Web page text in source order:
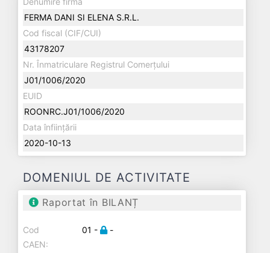
FERMA DANI SI ELENA S.R.L.
Cod fiscal (CIF/CUI)
43178207
Nr. Înmatriculare Registrul Comerțului
J01/1006/2020
EUID
ROONRC.J01/1006/2020
Data înființării
2020-10-13
DOMENIUL DE ACTIVITATE
Raportat în BILANȚ
Cod
CAEN:
01 - -